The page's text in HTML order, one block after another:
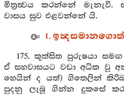
මිත්‍රත්‍වය කරන්නේ මැනැවි.
වාසය සුව එළවන්නේ යි.
1.
175. කුත්සිත පුරුෂයා
ඒ සහවාසයට වඩා අධික වූ
හෙයින් ද යත්) ගිතෙලින්
පුදනු ලැබූ ගින්න දුකසේ